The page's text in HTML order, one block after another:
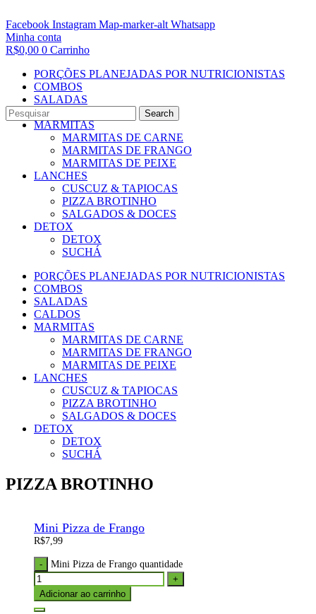
Search
Facebook Instagram Map-marker-alt Whatsapp
Minha conta
R$0,00 0 Carrinho
PORÇÕES PLANEJADAS POR NUTRICIONISTAS​
COMBOS
SALADAS
CALDOS
MARMITAS
MARMITAS DE CARNE
MARMITAS DE FRANGO
MARMITAS DE PEIXE
LANCHES
CUSCUZ & TAPIOCAS
PIZZA BROTINHO
SALGADOS & DOCES
DETOX
DETOX
SUCHÁ
PORÇÕES PLANEJADAS POR NUTRICIONISTAS​
COMBOS
SALADAS
CALDOS
MARMITAS
MARMITAS DE CARNE
MARMITAS DE FRANGO
MARMITAS DE PEIXE
LANCHES
CUSCUZ & TAPIOCAS
PIZZA BROTINHO
SALGADOS & DOCES
DETOX
DETOX
SUCHÁ
PIZZA BROTINHO
Mini Pizza de Frango
R$7,99
Mini Pizza de Frango quantidade
Adicionar ao carrinho